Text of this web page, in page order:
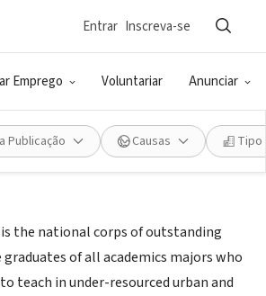
Emprego Voluntariar Anunciar
Entrar Inscreva-se
Publicação Causas Tipo
- New York
is the national corps of outstanding
graduates of all academics majors who
teach in under-resourced urban and